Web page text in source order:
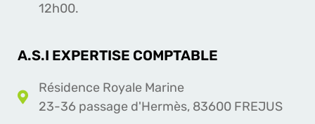
12h00.
A.S.I EXPERTISE COMPTABLE
Résidence Royale Marine
23-36 passage d'Hermès, 83600 FREJUS